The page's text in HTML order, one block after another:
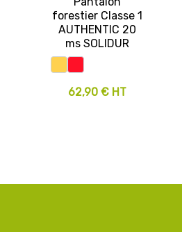
forestier Classe 1
AUTHENTIC 20
ms SOLIDUR
62,90 € HT